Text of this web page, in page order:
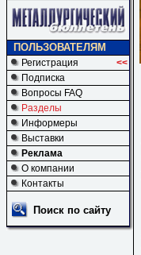
ПОЛЬЗОВАТЕЛЯМ
Регистрация
<<
Подписка
Вопросы FAQ
Разделы
Информеры
Выставки
Реклама
О компании
Контакты
Поиск по сайту